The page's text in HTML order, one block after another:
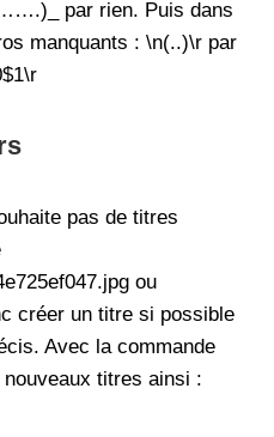
par rien. Puis dans
manquants : \n(..)\r par
pas de titres
ou
créer un titre si possible
Avec la commande
titres ainsi :